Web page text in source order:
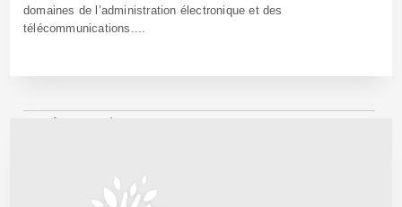
domaines de l’administration électronique et des
télécommunications....
25 Août 2008 - Réf: BW8396